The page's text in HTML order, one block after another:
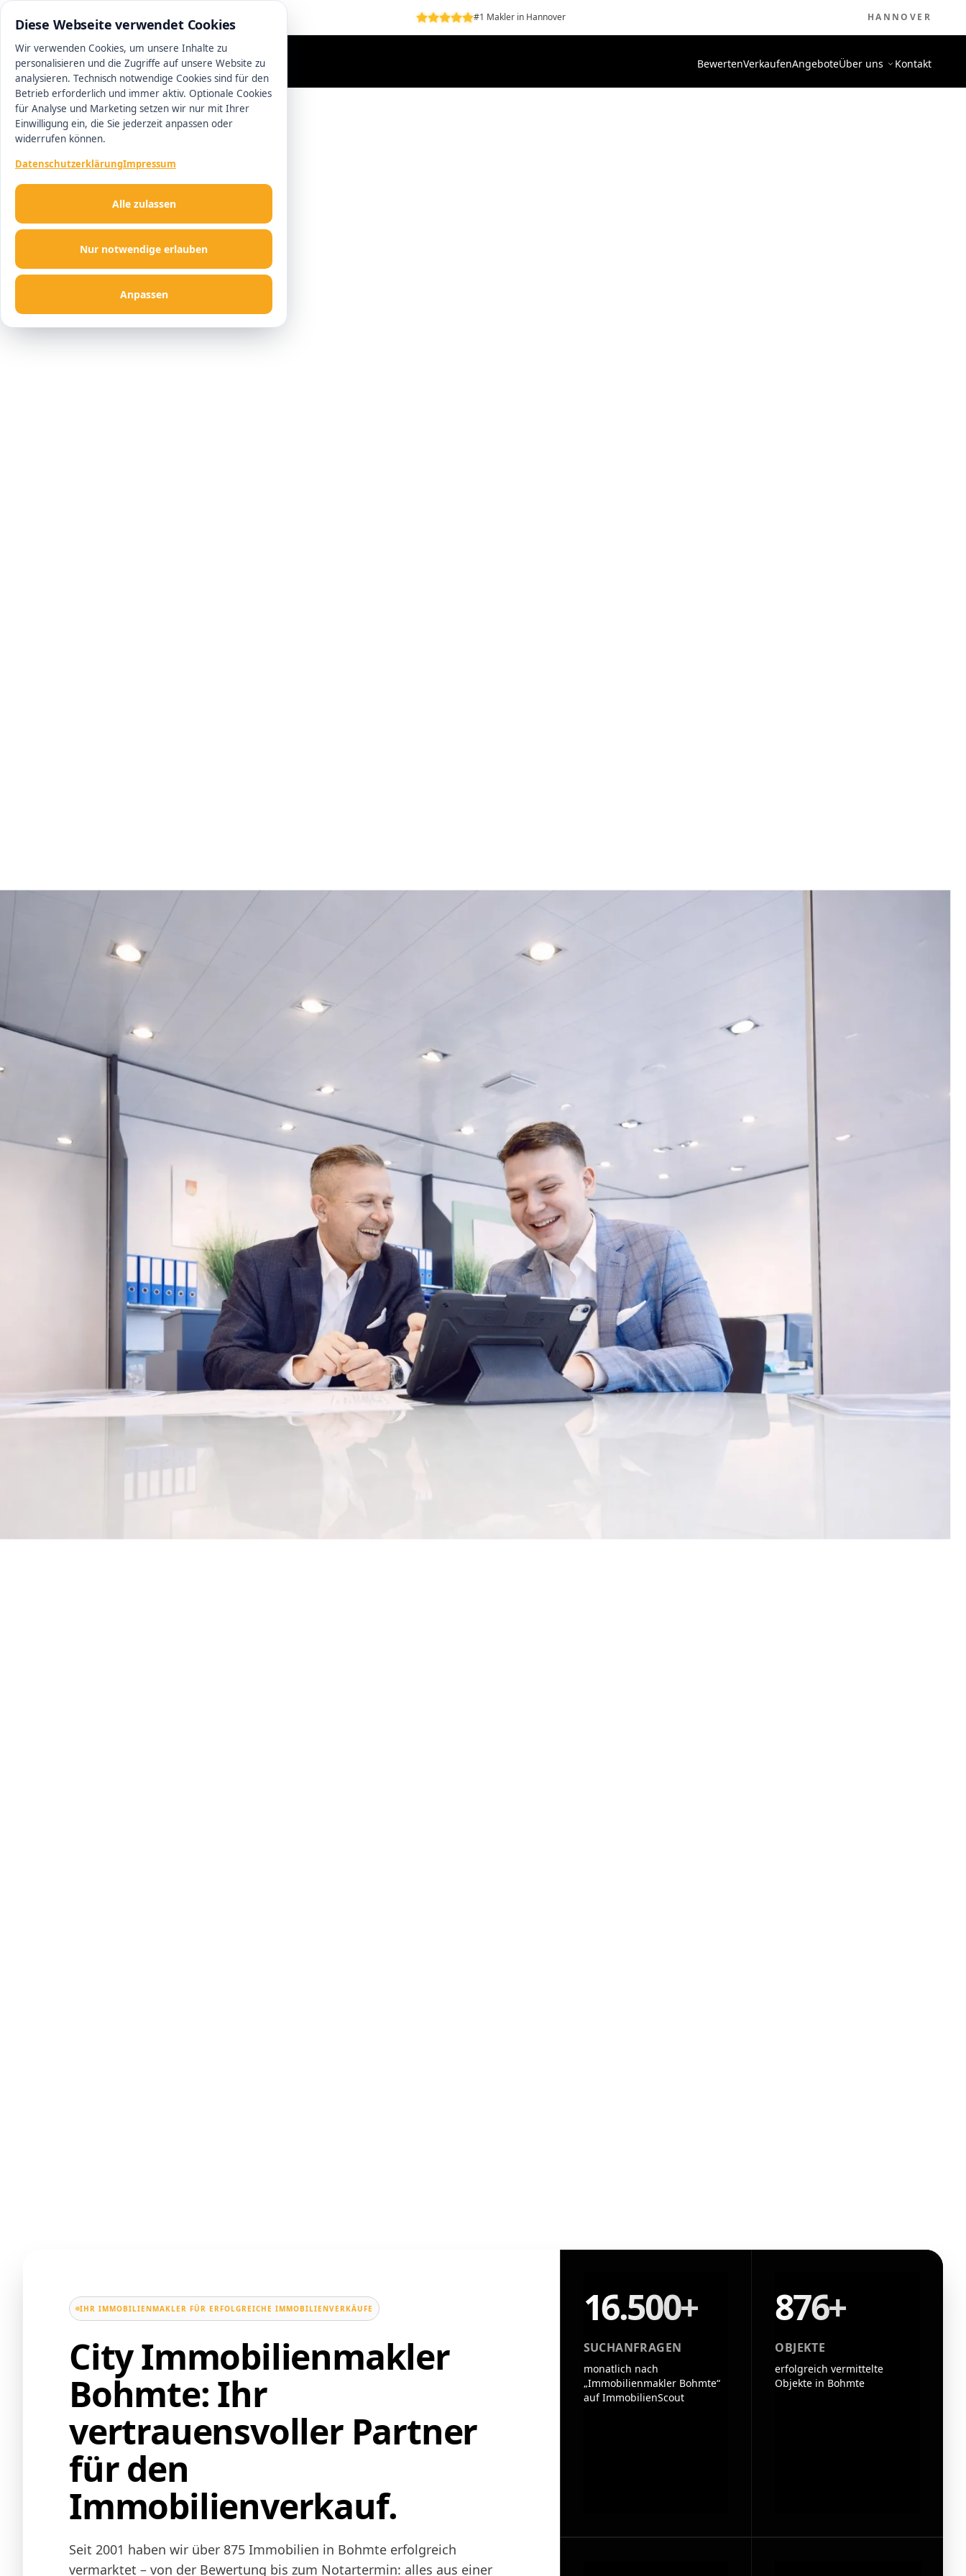
0511 13221100 #1 Makler in Hannover HANNOVER
BewertenVerkaufenAngeboteÜber uns Kontakt
IHR IMMOBILIENMAKLER FÜR ERFOLGREICHE IMMOBILIENVERKÄUFE
City Immobilienmakler
Bohmte: Ihr
vertrauensvoller Partner
für den
Immobilienverkauf.
Seit 2001 haben wir über 875 Immobilien in Bohmte erfolgreich
vermarktet – von der Bewertung bis zum Notartermin: alles aus einer
16.500+
SUCHANFRAGEN
monatlich nach
„Immobilienmakler Bohmte“
auf ImmobilienScout
876+
OBJEKTE
erfolgreich vermittelte
Objekte in Bohmte
Diese Webseite verwendet Cookies
Wir verwenden Cookies, um unsere Inhalte zu
personalisieren und die Zugriffe auf unsere Website zu
analysieren. Technisch notwendige Cookies sind für den
Betrieb erforderlich und immer aktiv. Optionale Cookies
für Analyse und Marketing setzen wir nur mit Ihrer
Einwilligung ein, die Sie jederzeit anpassen oder
widerrufen können.
DatenschutzerklärungImpressum
Nur notwendige erlauben
Anpassen
Alle zulassen